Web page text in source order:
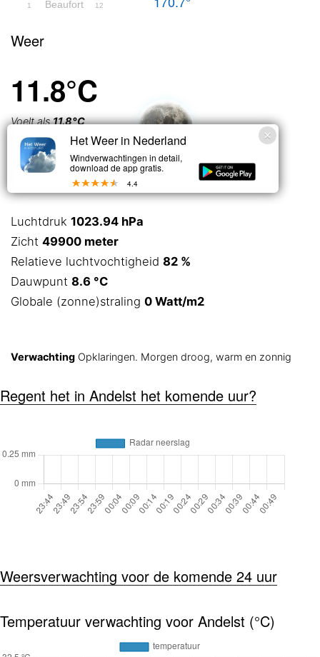
Beaufort
1 12
Weer
11.8°C
Voelt als11.8°C
Licht bewolkt
Luchtdruk 1023.94 hPa
Zicht 49900 meter
Relatieve luchtvochtigheid 82 %
Dauwpunt 8.6 °C
Globale (zonne)straling 0 Watt/m2
Verwachting Opklaringen. Morgen droog, warm en zonnig
Regent het in Andelst het komende uur?
Weersverwachting voor de komende 24 uur
Temperatuur verwachting voor Andelst (°C)
Het Weer in Nederland
Windverwachtingen in detail,
download de app gratis.
4.4